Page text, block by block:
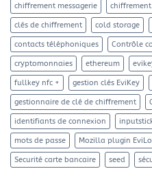
chiffrement messagerie
clés de chiffrement cold storage
contacts téléphoniques Contrôle
cryptomonnaies ethereum
fullkey nfc + gestion clés EviKey
gestionnaire de clé de chiffrement
identifiants de connexion
mots de passe Mozilla plugin
Securité carte bancaire seed